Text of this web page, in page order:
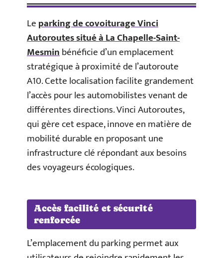
Leparking de covoiturage Vinci
Autoroutes situé à La Chapelle-Saint-
Mesminbénéficie d’un emplacement
stratégique à proximité de l’autoroute
A10. Cette localisation facilite grandement
l’accès pour les automobilistes venant de
différentes directions. Vinci Autoroutes,
qui gère cet espace, innove en matière de
mobilité durable en proposant une
infrastructure clé répondant aux besoins
des voyageurs écologiques.
Accès facilité et sécurité
renforcée
L’emplacement du parking permet aux